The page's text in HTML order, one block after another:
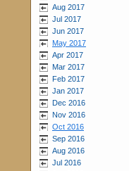
Aug 2017
Jul 2017
Jun 2017
May 2017
Apr 2017
Mar 2017
Feb 2017
Jan 2017
Dec 2016
Nov 2016
Oct 2016
Sep 2016
Aug 2016
Jul 2016